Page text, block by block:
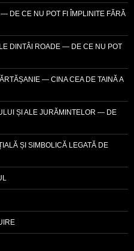
DE CE NU POT FI ÎMPLINITE FĂRĂ
DINTÂI ROADE — DE CE NU POT
— CINA CEA DE TAINĂ A
ȘI ALE JURĂMINTELOR — DE
ȘI SIMBOLICĂ LEGATĂ DE